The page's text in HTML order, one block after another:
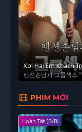
yêu sâu đậm
phản bội và ký
lượt được hé lộ,
xúc.
Bộ phim nổi bật
xảo huyền ảo,
lãng mạn, lời
phim chạm đến
Xơi Hai Em Khách
Đẹp
펜션손님과 그룹섹스
PHIM MỚI
Hoàn Tất (8/8)